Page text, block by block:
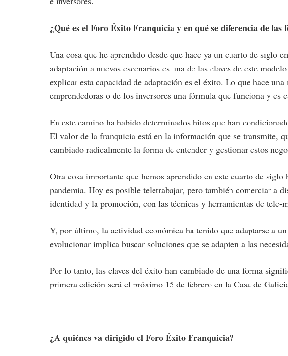
¿Qué es el Foro Éxito Franquicia y en qué se diferencia de las
Una cosa que he aprendido desde que hace ya un cuarto de siglo
adaptación a nuevos escenarios es una de las claves de este
explicar esta capacidad de adaptación es el éxito. Lo que hace
emprendedoras o de los inversores una fórmula que funciona y es
En este camino ha habido determinados hitos que han
El valor de la franquicia está en la información que se transmite,
cambiado radicalmente la forma de entender y gestionar estos
Otra cosa importante que hemos aprendido en este cuarto de
pandemia. Hoy es posible teletrabajar, pero también comerciar a
identidad y la promoción, con las técnicas y herramientas de tele-
Y, por último, la actividad económica ha tenido que adaptarse a
evolucionar implica buscar soluciones que se adapten a las
Por lo tanto, las claves del éxito han cambiado de una forma
primera edición será el próximo 15 de febrero en la Casa de
¿A quiénes va dirigido el Foro Éxito Franquicia?